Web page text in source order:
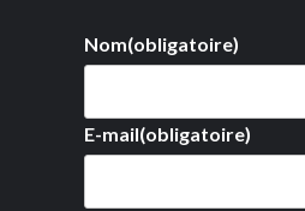
Nom(obligatoire)
E-mail(obligatoire)